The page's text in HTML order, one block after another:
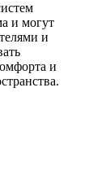
и могут
и
и